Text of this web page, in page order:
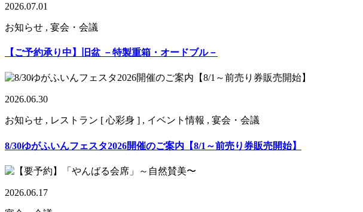
2026.07.01
お知らせ , 宴会・会議
【ご予約承り中】旧盆 －特製重箱・オードブル－
2026.06.30
お知らせ , レストラン [ 心彩身 ] , イベント情報 , 宴会・会議
8/30ゆがふいんフェスタ2026開催のご案内【8/1～前売り券販売開始】
2026.06.17